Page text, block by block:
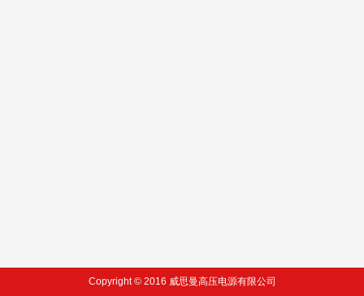
Copyright © 2016 威思曼高压电源有限公司